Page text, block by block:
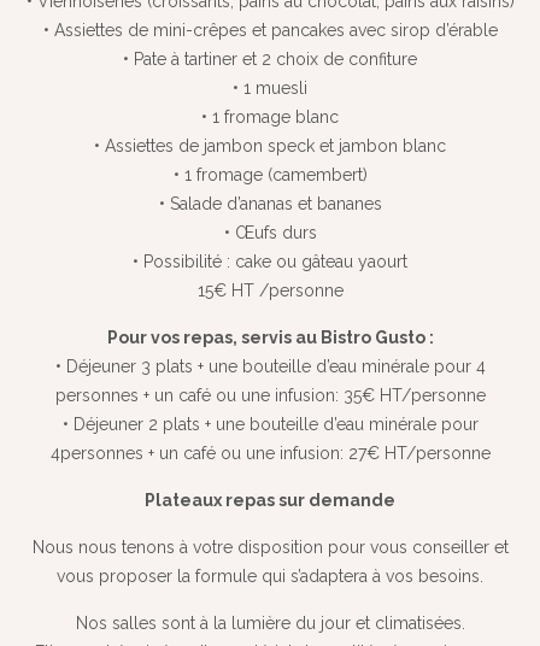
• Assiettes de mini-crêpes et pancakes avec sirop d’érable
• Pate à tartiner et 2 choix de confiture
• 1 muesli
• 1 fromage blanc
• Assiettes de jambon speck et jambon blanc
• 1 fromage (camembert)
• Salade d’ananas et bananes
• Œufs durs
• Possibilité : cake ou gâteau yaourt
15€ HT /personne
Pour vos repas, servis au Bistro Gusto :
• Déjeuner 3 plats + une bouteille d’eau minérale pour 4
personnes + un café ou une infusion: 35€ HT/personne
• Déjeuner 2 plats + une bouteille d’eau minérale pour
4personnes + un café ou une infusion: 27€ HT/personne
Plateaux repas sur demande
Nous nous tenons à votre disposition pour vous conseiller et
vous proposer la formule qui s’adaptera à vos besoins.
Nos salles sont à la lumière du jour et climatisées.